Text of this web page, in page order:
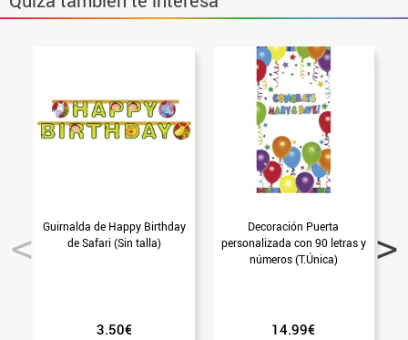
Guirnalda de Happy Birthday
de Safari (Sin talla)
3.50€
Decoración Puerta
personalizada con 90 letras y
números (T.Única)
14.99€